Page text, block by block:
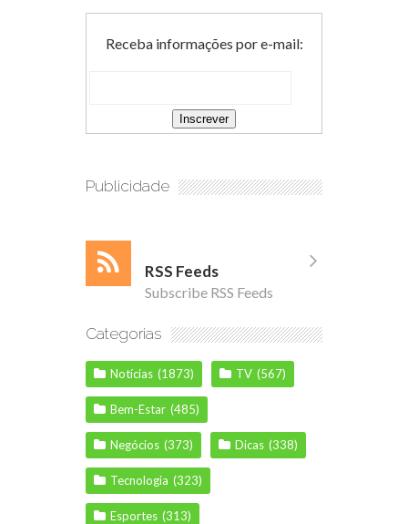
Receba informações por e-mail:
Publicidade
RSS Feeds
Subscribe RSS Feeds
Categorias
Notícias (1873) TV (567)
Bem-Estar (485)
Negócios (373) Dicas (338)
Tecnologia (323)
Esportes (313)